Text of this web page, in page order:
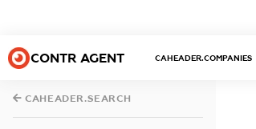
CONTR AGENT CAHEADER.COMPANIES
CAHEADER.SEARCH